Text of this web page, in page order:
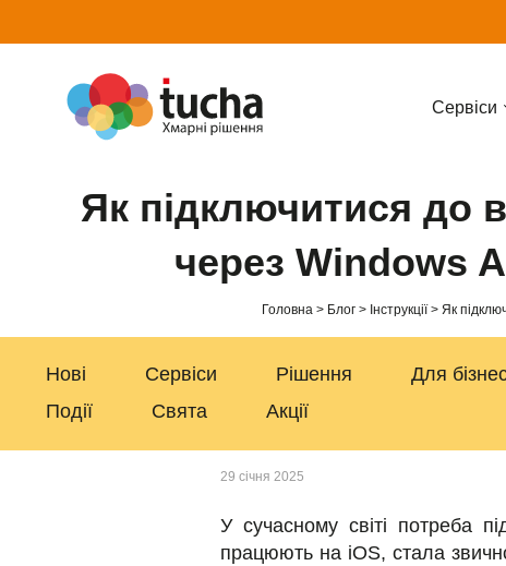
Cервіси
Як підключитися до
через Windows
Головна Блог Інструкції Як
Нові Сервіси Рішення Для
Події
Свята Акції
29 січня 2025
У сучасному світі потреба
працюють на iOS, стала